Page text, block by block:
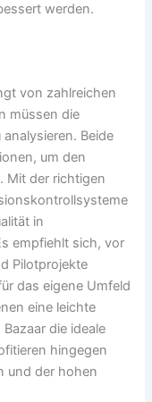
werden.
von zahlreichen
müssen die
Beide
um den
Mit der richtigen
in
empfiehlt sich, vor
Pilotprojekte
das eigene Umfeld
eine leichte
die ideale
hingegen
und der hohen